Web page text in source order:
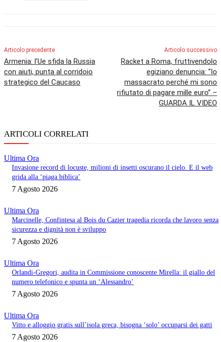
Articolo precedente
Armenia: l’Ue sfida la Russia
con aiuti, punta al corridoio
strategico del Caucaso
Articolo successivo
Racket a Roma, fruttivendolo
egiziano denuncia: “Io
massacrato perché mi sono
rifiutato di pagare mille euro” –
GUARDA IL VIDEO
ARTICOLI CORRELATI
Ultima Ora
Invasione record di locuste, milioni di insetti oscurano il cielo. E il web
grida alla ‘piaga biblica’
7 Agosto 2026
Ultima Ora
Marcinelle, Confintesa al Bois du Cazier tragedia ricorda che lavoro senza
sicurezza e dignità non è sviluppo
7 Agosto 2026
Ultima Ora
Orlandi-Gregori, audita in Commissione conoscente Mirella: il giallo del
numero telefonico e spunta un ‘Alessandro’
7 Agosto 2026
Ultima Ora
Vitto e alloggio gratis sull’isola greca, bisogna ‘solo’ occuparsi dei gatti
7 Agosto 2026